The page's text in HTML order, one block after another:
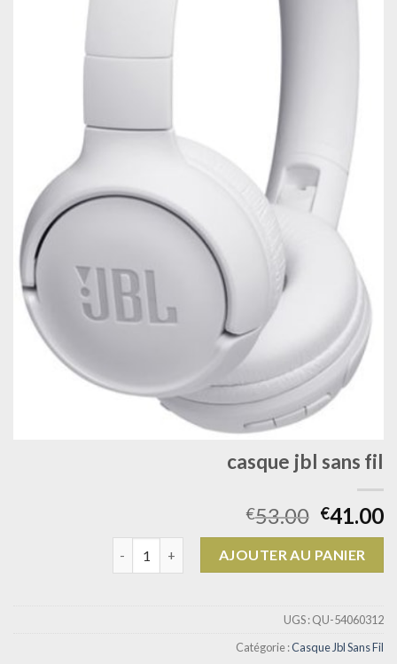
casque jbl sans fil
€53.00 €41.00
quantité de casque jbl sans filAJOUTER AU PANIER
UGS :QU-54060312
Catégorie :Casque Jbl Sans Fil